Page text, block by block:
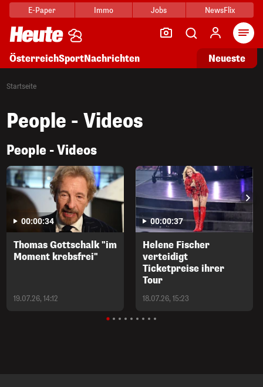
E-Paper Immo Jobs NewsFlix
ÖsterreichSportNachrichten Neueste
Startseite
People - Videos
People - Videos
00:00:34
Thomas Gottschalk "im
Moment krebsfrei"
19.07.26, 14:12
00:00:37
Helene Fischer
verteidigt
Ticketpreise ihrer
Tour
18.07.26, 15:23